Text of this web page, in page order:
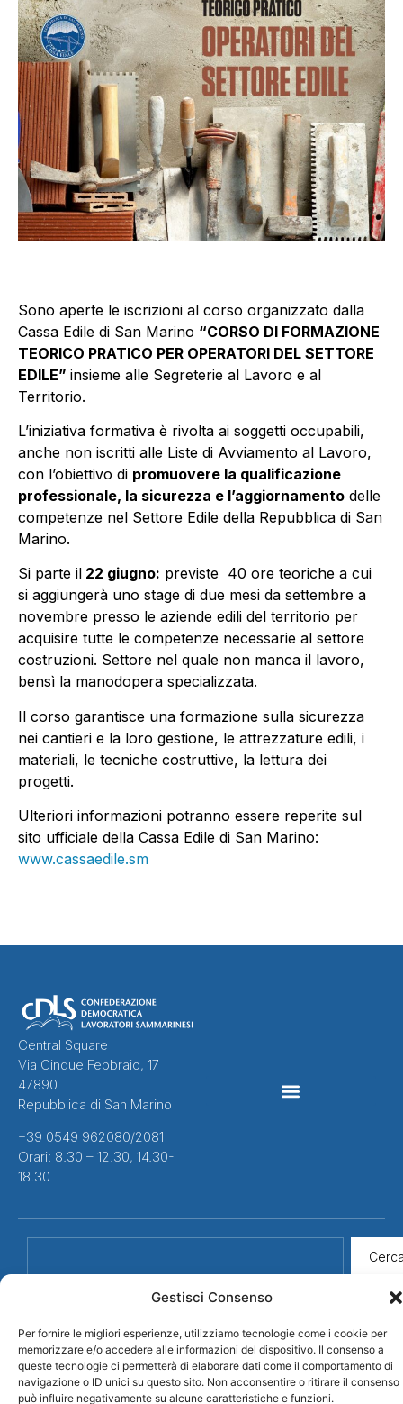
Gestisci Consenso
Per fornire le migliori esperienze, utilizziamo tecnologie come i cookie per
memorizzare e/o accedere alle informazioni del dispositivo. Il consenso a
queste tecnologie ci permetterà di elaborare dati come il comportamento di
navigazione o ID unici su questo sito. Non acconsentire o ritirare il consenso
può influire negativamente su alcune caratteristiche e funzioni.
Sono aperte le iscrizioni al corso organizzato dalla
Cassa Edile di San Marino “CORSO DI FORMAZIONE
TEORICO PRATICO PER OPERATORI DEL SETTORE
EDILE” insieme alle Segreterie al Lavoro e al
Territorio.
L’iniziativa formativa è rivolta ai soggetti occupabili,
anche non iscritti alle Liste di Avviamento al Lavoro,
con l’obiettivo di promuovere la qualificazione
professionale, la sicurezza e l’aggiornamento delle
competenze nel Settore Edile della Repubblica di San
Marino.
Si parte il 22 giugno: previste 40 ore teoriche a cui
si aggiungerà uno stage di due mesi da settembre a
novembre presso le aziende edili del territorio per
acquisire tutte le competenze necessarie al settore
costruzioni. Settore nel quale non manca il lavoro,
bensì la manodopera specializzata.
Il corso garantisce una formazione sulla sicurezza
nei cantieri e la loro gestione, le attrezzature edili, i
materiali, le tecniche costruttive, la lettura dei
progetti.
Ulteriori informazioni potranno essere reperite sul
sito ufficiale della Cassa Edile di San Marino:
www.cassaedile.sm
Central Square
Via Cinque Febbraio, 17
47890
Repubblica di San Marino
+39 0549 962080/2081
Orari: 8.30 – 12.30, 14.30-
18.30
Credits